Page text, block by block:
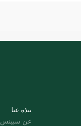
نبذة عنا
عن سبينس